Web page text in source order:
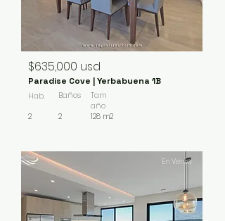
$635,000 usd
Paradise Cove | Yerbabuena 1B
Hab.
2
Baños
2
Tam
año
128 m2
En Venta